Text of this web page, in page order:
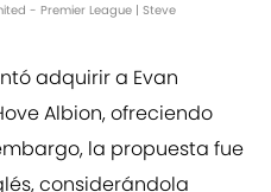
- Premier League | Steve
adquirir a Evan
Albion, ofreciendo
la propuesta fue
considerándola